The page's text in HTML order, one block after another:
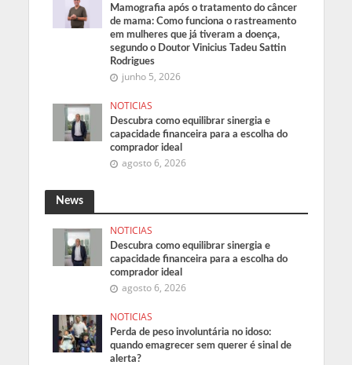
Mamografia após o tratamento do câncer
de mama: Como funciona o rastreamento
em mulheres que já tiveram a doença,
segundo o Doutor Vinicius Tadeu Sattin
Rodrigues
junho 5, 2026
NOTICIAS
Descubra como equilibrar sinergia e
capacidade financeira para a escolha do
comprador ideal
agosto 6, 2026
News
NOTICIAS
Descubra como equilibrar sinergia e
capacidade financeira para a escolha do
comprador ideal
agosto 6, 2026
NOTICIAS
Perda de peso involuntária no idoso:
quando emagrecer sem querer é sinal de
alerta?